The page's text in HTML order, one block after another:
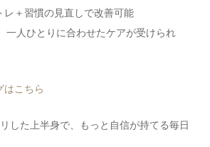
レ＋習慣の見直しで改善可能
一人ひとりに合わせたケアが受けられ
はこちら
した上半身で、もっと自信が持てる毎日